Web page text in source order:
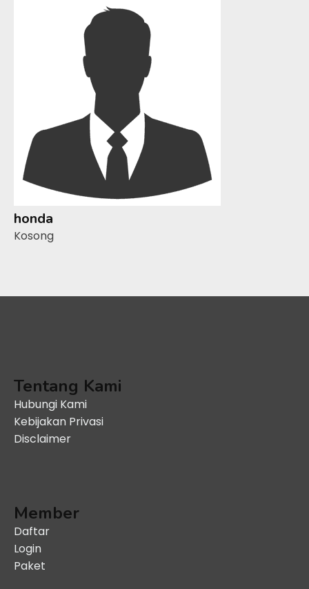
honda
Kosong
Tentang Kami
Hubungi Kami
Kebijakan Privasi
Disclaimer
Member
Daftar
Login
Paket